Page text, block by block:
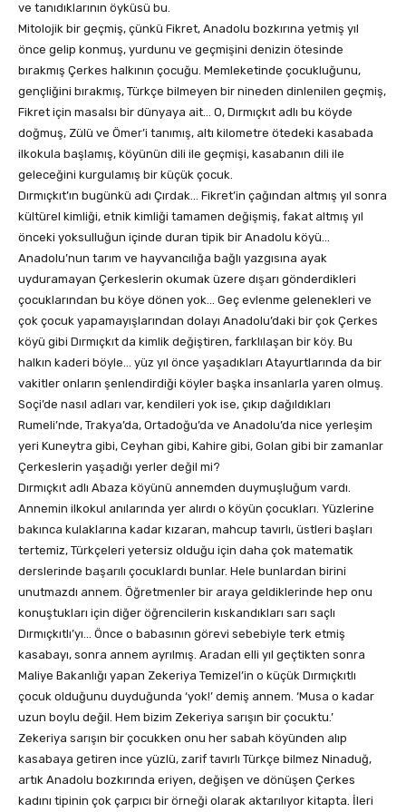
ve tanıdıklarının öyküsü bu.
Mitolojik bir geçmiş, çünkü Fikret, Anadolu bozkırına yetmiş yıl
önce gelip konmuş, yurdunu ve geçmişini denizin ötesinde
bırakmış Çerkes halkının çocuğu. Memleketinde çocukluğunu,
gençliğini bırakmış, Türkçe bilmeyen bir nineden dinlenilen geçmiş,
Fikret için masalsı bir dünyaya ait… O, Dırmıçkıt adlı bu köyde
doğmuş, Zülü ve Ömer’i tanımış, altı kilometre ötedeki kasabada
ilkokula başlamış, köyünün dili ile geçmişi, kasabanın dili ile
geleceğini kurgulamış bir küçük çocuk.
Dırmıçkıt’ın bugünkü adı Çırdak… Fikret’in çağından altmış yıl sonra
kültürel kimliği, etnik kimliği tamamen değişmiş, fakat altmış yıl
önceki yoksulluğun içinde duran tipik bir Anadolu köyü…
Anadolu’nun tarım ve hayvancılığa bağlı yazgısına ayak
uyduramayan Çerkeslerin okumak üzere dışarı gönderdikleri
çocuklarından bu köye dönen yok… Geç evlenme gelenekleri ve
çok çocuk yapamayışlarından dolayı Anadolu’daki bir çok Çerkes
köyü gibi Dırmıçkıt da kimlik değiştiren, farklılaşan bir köy. Bu
halkın kaderi böyle… yüz yıl önce yaşadıkları Atayurtlarında da bir
vakitler onların şenlendirdiği köyler başka insanlarla yaren olmuş.
Soçi’de nasıl adları var, kendileri yok ise, çıkıp dağıldıkları
Rumeli’nde, Trakya’da, Ortadoğu’da ve Anadolu’da nice yerleşim
yeri Kuneytra gibi, Ceyhan gibi, Kahire gibi, Golan gibi bir zamanlar
Çerkeslerin yaşadığı yerler değil mi?
Dırmıçkıt adlı Abaza köyünü annemden duymuşluğum vardı.
Annemin ilkokul anılarında yer alırdı o köyün çocukları. Yüzlerine
bakınca kulaklarına kadar kızaran, mahcup tavırlı, üstleri başları
tertemiz, Türkçeleri yetersiz olduğu için daha çok matematik
derslerinde başarılı çocuklardı bunlar. Hele bunlardan birini
unutmazdı annem. Öğretmenler bir araya geldiklerinde hep onu
konuştukları için diğer öğrencilerin kıskandıkları sarı saçlı
Dırmıçkıtlı’yı… Önce o babasının görevi sebebiyle terk etmiş
kasabayı, sonra annem ayrılmış. Aradan elli yıl geçtikten sonra
Maliye Bakanlığı yapan Zekeriya Temizel’in o küçük Dırmıçkıtlı
çocuk olduğunu duyduğunda ‘yok!’ demiş annem. ‘Musa o kadar
uzun boylu değil. Hem bizim Zekeriya sarışın bir çocuktu.’
Zekeriya sarışın bir çocukken onu her sabah köyünden alıp
kasabaya getiren ince yüzlü, zarif tavırlı Türkçe bilmez Ninaduğ,
artık Anadolu bozkırında eriyen, değişen ve dönüşen Çerkes
kadını tipinin çok çarpıcı bir örneği olarak aktarılıyor kitapta. İleri